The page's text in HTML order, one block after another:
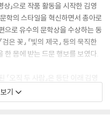
상」으로 작품 활동을 시작한 김영
학의 스타일을 혁신하면서 총아로
으로 유수의 문학상을 수상하는 동
은 꽃』 『빛의 제국』 등의 묵직한
한 몸에 받는 드문 행보를 보였다.
오직 두 사람』은 등단 이래 김영
모두로부터 호평을 받아왔는지를
는 장편을 쓸 때와 확연히 다른 모
짧은 분량임에도 그 안에 들어있
기